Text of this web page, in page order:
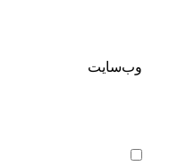
وب‌سایت